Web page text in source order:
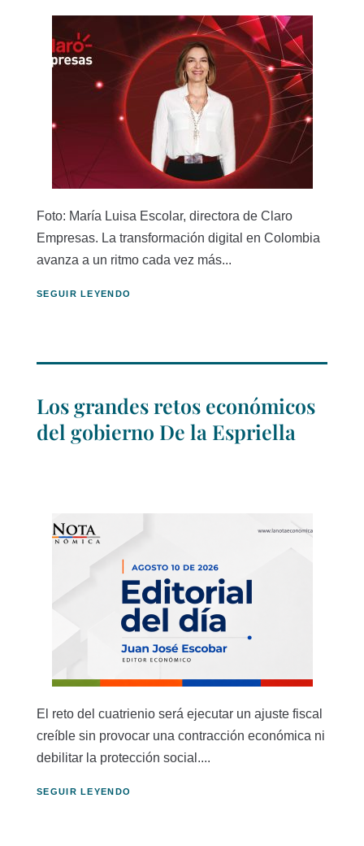
Foto: María Luisa Escolar, directora de Claro
Empresas. La transformación digital en Colombia
avanza a un ritmo cada vez más...
SEGUIR LEYENDO
Los grandes retos económicos
del gobierno De la Espriella
El reto del cuatrienio será ejecutar un ajuste fiscal
creíble sin provocar una contracción económica ni
debilitar la protección social....
SEGUIR LEYENDO